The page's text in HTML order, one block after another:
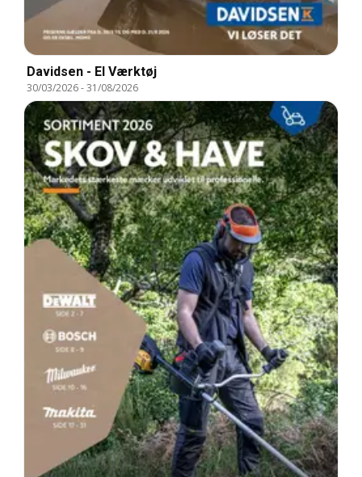
Davidsen - El Værktøj
30/03/2026-31/08/2026